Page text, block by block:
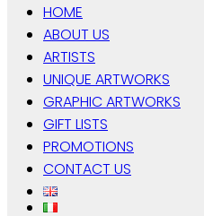
HOME
ABOUT US
ARTISTS
UNIQUE ARTWORKS
GRAPHIC ARTWORKS
GIFT LISTS
PROMOTIONS
CONTACT US